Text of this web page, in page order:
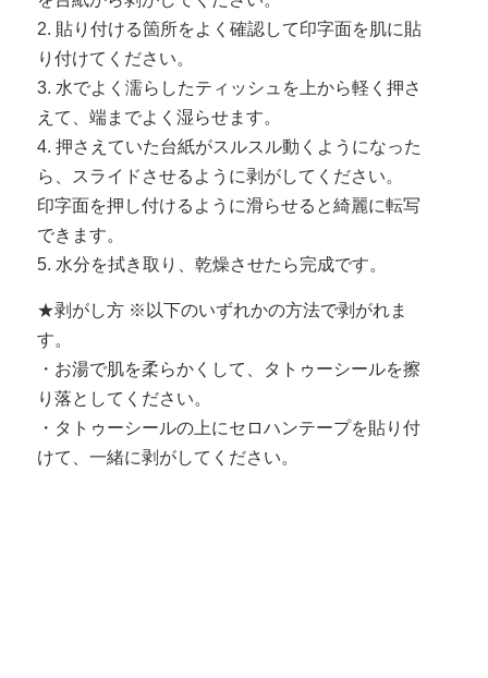
2. 貼り付ける箇所をよく確認して印字面を肌に貼
り付けてください。
3. 水でよく濡らしたティッシュを上から軽く押さ
えて、端までよく湿らせます。
4. 押さえていた台紙がスルスル動くようになった
ら、スライドさせるように剥がしてください。
印字面を押し付けるように滑らせると綺麗に転写
できます。
5. 水分を拭き取り、乾燥させたら完成です。
★剥がし方 ※以下のいずれかの方法で剥がれま
す。
・お湯で肌を柔らかくして、タトゥーシールを擦
り落としてください。
・タトゥーシールの上にセロハンテープを貼り付
けて、一緒に剥がしてください。